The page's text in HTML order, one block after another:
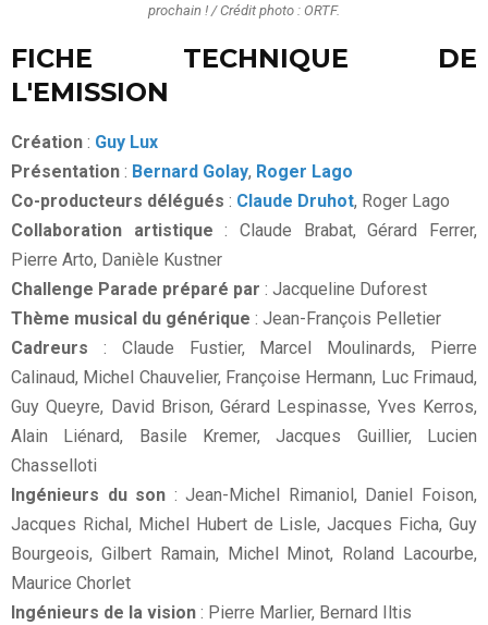
prochain ! / Crédit photo : ORTF.
FICHE TECHNIQUE DE
L'EMISSION
Création : Guy Lux
Présentation : Bernard Golay, Roger Lago
Co-producteurs délégués : Claude Druhot, Roger Lago
Collaboration artistique : Claude Brabat, Gérard Ferrer,
Pierre Arto, Danièle Kustner
Challenge Parade préparé par : Jacqueline Duforest
Thème musical du générique : Jean-François Pelletier
Cadreurs : Claude Fustier, Marcel Moulinards, Pierre
Calinaud, Michel Chauvelier, Françoise Hermann, Luc Frimaud,
Guy Queyre, David Brison, Gérard Lespinasse, Yves Kerros,
Alain Liénard, Basile Kremer, Jacques Guillier, Lucien
Chasselloti
Ingénieurs du son : Jean-Michel Rimaniol, Daniel Foison,
Jacques Richal, Michel Hubert de Lisle, Jacques Ficha, Guy
Bourgeois, Gilbert Ramain, Michel Minot, Roland Lacourbe,
Maurice Chorlet
Ingénieurs de la vision : Pierre Marlier, Bernard Iltis